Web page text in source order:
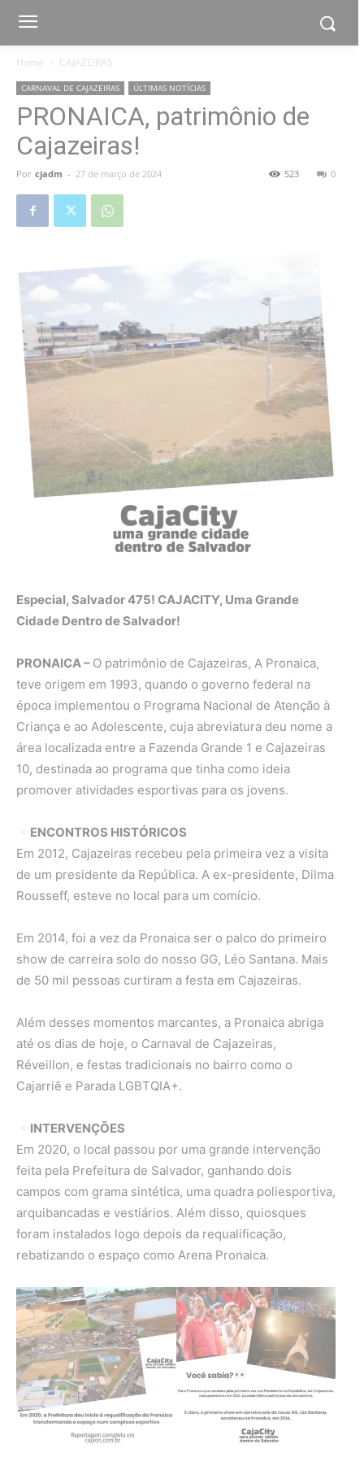
Home CAJAZEIRAS
CARNAVAL DE CAJAZEIRAS ÚLTIMAS NOTÍCIAS
PRONAICA, patrimônio de
Cajazeiras!
Por cjadm - 27 de março de 2024 0
523
Especial, Salvador 475! CAJACITY, Uma Grande
Cidade Dentro de Salvador!
PRONAICA – O patrimônio de Cajazeiras, A Pronaica,
teve origem em 1993, quando o governo federal na
época implementou o Programa Nacional de Atenção à
Criança e ao Adolescente, cuja abreviatura deu nome a
área localizada entre a Fazenda Grande 1 e Cajazeiras
10, destinada ao programa que tinha como ideia
promover atividades esportivas para os jovens.
ENCONTROS HISTÓRICOS
Em 2012, Cajazeiras recebeu pela primeira vez a visita
de um presidente da República. A ex-presidente, Dilma
Rousseff, esteve no local para um comício.
Em 2014, foi a vez da Pronaica ser o palco do primeiro
show de carreira solo do nosso GG, Léo Santana. Mais
de 50 mil pessoas curtiram a festa em Cajazeiras.
Além desses momentos marcantes, a Pronaica abriga
até os dias de hoje, o Carnaval de Cajazeiras,
Réveillon, e festas tradicionais no bairro como o
Cajarriê e Parada LGBTQIA+.
INTERVENÇÕES
Em 2020, o local passou por uma grande intervenção
feita pela Prefeitura de Salvador, ganhando dois
campos com grama sintética, uma quadra poliesportiva,
arquibancadas e vestiários. Além disso, quiosques
foram instalados logo depois da requalificação,
rebatizando o espaço como Arena Pronaica.